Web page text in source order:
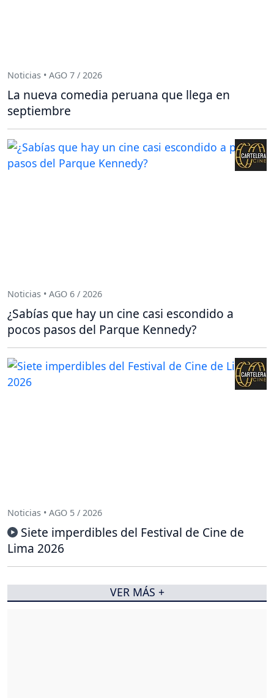
Noticias • AGO 7 / 2026
La nueva comedia peruana que llega en
septiembre
Noticias • AGO 6 / 2026
¿Sabías que hay un cine casi escondido a
pocos pasos del Parque Kennedy?
Noticias • AGO 5 / 2026
Siete imperdibles del Festival de Cine de
Lima 2026
VER MÁS +